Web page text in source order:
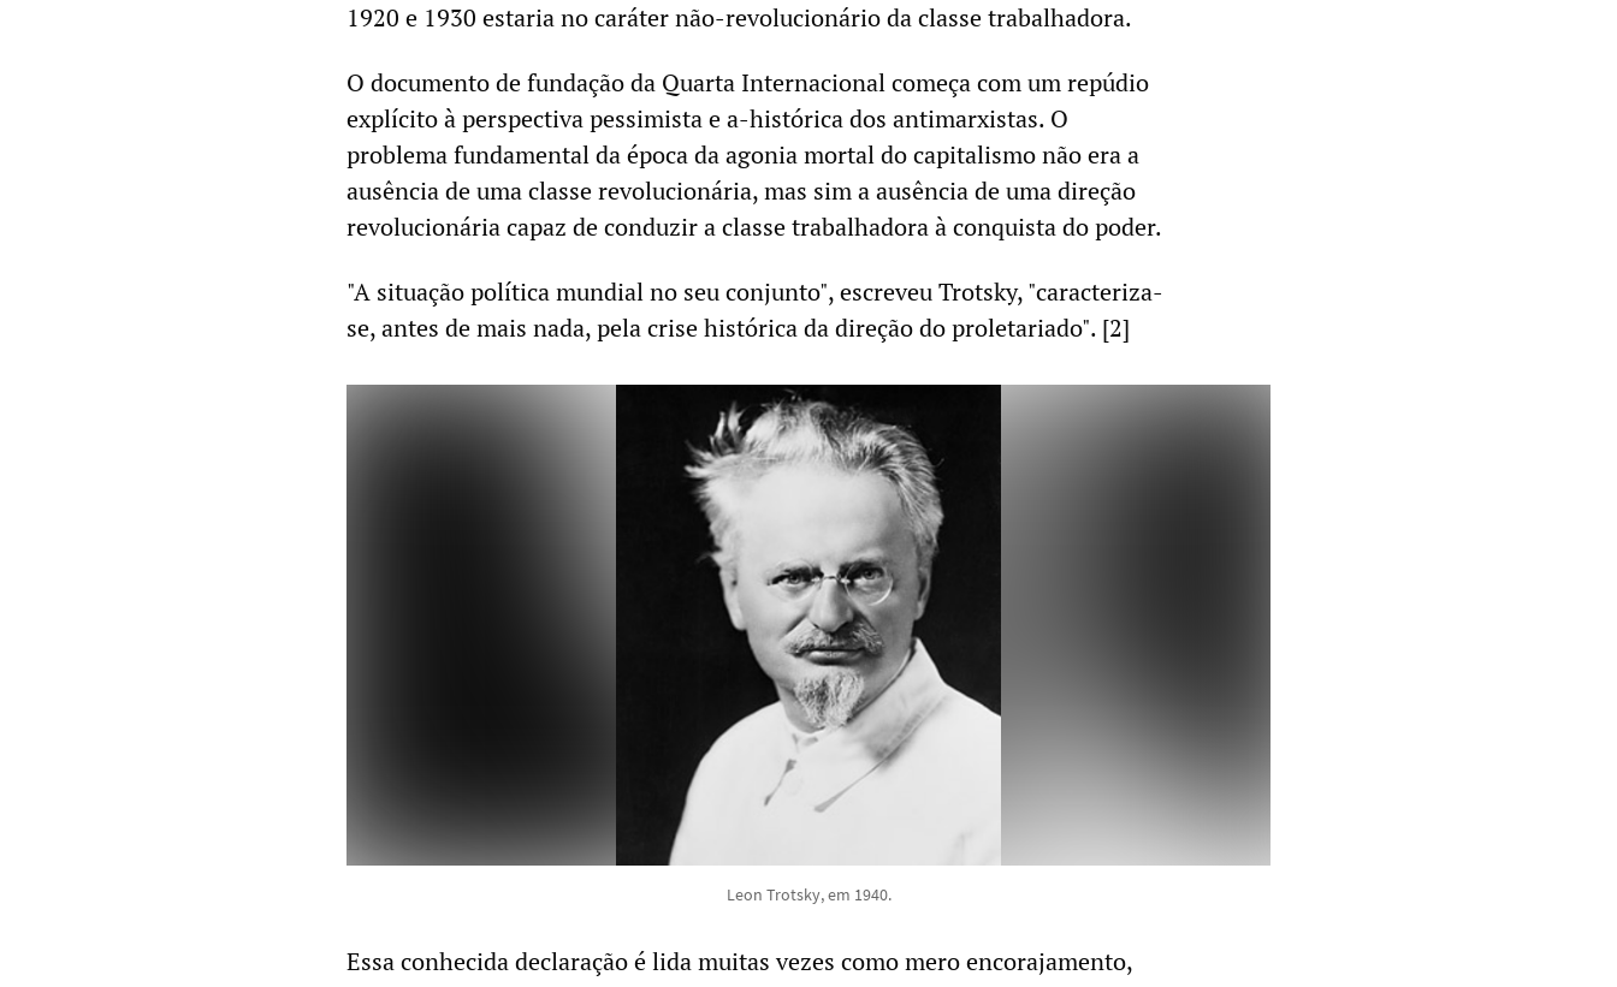
1920 e 1930 estaria no caráter não-revolucionário da classe trabalhadora.
O documento de fundação da Quarta Internacional começa com um repúdio
explícito à perspectiva pessimista e a-histórica dos antimarxistas. O
problema fundamental da época da agonia mortal do capitalismo não era a
ausência de uma classe revolucionária, mas sim a ausência de uma direção
revolucionária capaz de conduzir a classe trabalhadora à conquista do poder.
"A situação política mundial no seu conjunto", escreveu Trotsky, "caracteriza-
se, antes de mais nada, pela crise histórica da direção do proletariado". [2]
Leon Trotsky, em 1940.
Essa conhecida declaração é lida muitas vezes como mero encorajamento,